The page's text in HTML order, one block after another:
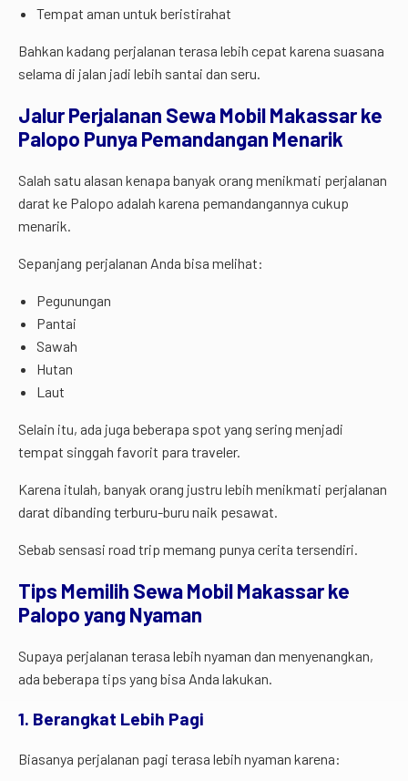
Tempat aman untuk beristirahat
Bahkan kadang perjalanan terasa lebih cepat karena suasana
selama di jalan jadi lebih santai dan seru.
Jalur Perjalanan Sewa Mobil Makassar ke
Palopo Punya Pemandangan Menarik
Salah satu alasan kenapa banyak orang menikmati perjalanan
darat ke Palopo adalah karena pemandangannya cukup
menarik.
Sepanjang perjalanan Anda bisa melihat:
Pegunungan
Pantai
Sawah
Hutan
Laut
Selain itu, ada juga beberapa spot yang sering menjadi
tempat singgah favorit para traveler.
Karena itulah, banyak orang justru lebih menikmati perjalanan
darat dibanding terburu-buru naik pesawat.
Sebab sensasi road trip memang punya cerita tersendiri.
Tips Memilih Sewa Mobil Makassar ke
Palopo yang Nyaman
Supaya perjalanan terasa lebih nyaman dan menyenangkan,
ada beberapa tips yang bisa Anda lakukan.
1. Berangkat Lebih Pagi
Biasanya perjalanan pagi terasa lebih nyaman karena: